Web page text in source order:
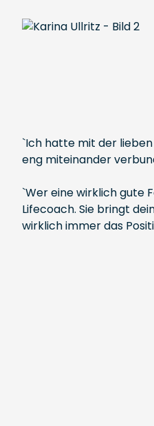
`Ich hatte mit der lieben
eng miteinander
`Wer eine wirklich gute
Lifecoach. Sie bringt
wirklich immer das